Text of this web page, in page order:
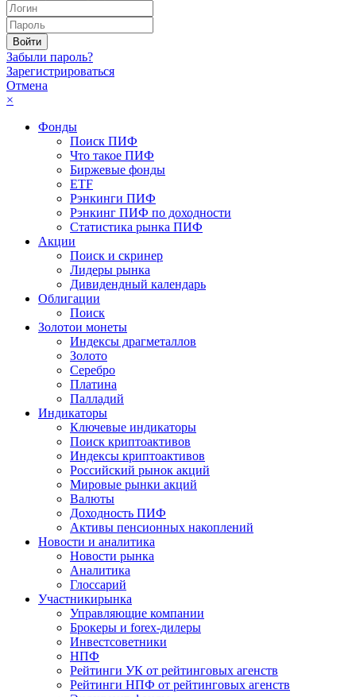
Забыли пароль?
Зарегистрироваться
Отмена
×
Фонды
Поиск ПИФ
Что такое ПИФ
Биржевые фонды
ETF
Рэнкинги ПИФ
Рэнкинг ПИФ по доходности
Статистика рынка ПИФ
Акции
Поиск и скринер
Лидеры рынка
Дивидендный календарь
Облигации
Поиск
Золотои монеты
Индексы драгметаллов
Золото
Серебро
Платина
Палладий
Индикаторы
Ключевые индикаторы
Поиск криптоактивов
Индексы криптоактивов
Российский рынок акций
Мировые рынки акций
Валюты
Доходность ПИФ
Активы пенсионных накоплений
Новости и аналитика
Новости рынка
Аналитика
Глоссарий
Участникирынка
Управляющие компании
Брокеры и forex-дилеры
Инвестсоветники
НПФ
Рейтинги УК от рейтинговых агенств
Рейтинги НПФ от рейтинговых агенств